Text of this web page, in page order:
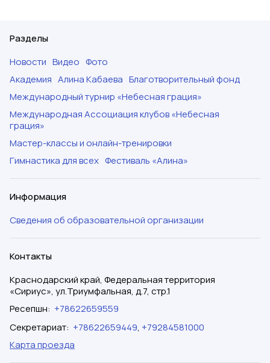
Разделы
Новости Видео Фото
Академия Алина Кабаева Благотворительный фонд
Международный турнир «Небесная грация»
Международная Ассоциация клубов «Небесная
грация»
Мастер-классы и онлайн-тренировки
Гимнастика для всех Фестиваль «Алина»
Информация
Сведения об образовательной организации
Контакты
Краснодарский край, Федеральная территория
«Сириус», ул.Триумфальная, д.7, стр.1
Ресепшн: +78622659559
Секретариат: +78622659449, +79284581000
Карта проезда